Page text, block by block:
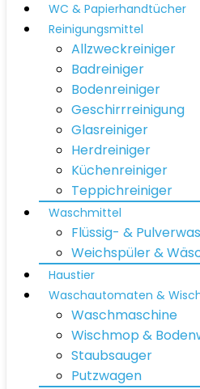
WC & Papierhandtücher
Reinigungsmittel
Allzweckreiniger
Badreiniger
Bodenreiniger
Geschirrreinigung
Glasreiniger
Herdreiniger
Küchenreiniger
Teppichreiniger
Waschmittel
Flüssig- &
Weichspüler &
Haustier
Waschautomaten &
Waschmaschine
Wischmop &
Staubsauger
Putzwagen